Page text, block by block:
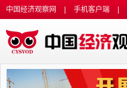
中国经济观察网 手机客户端